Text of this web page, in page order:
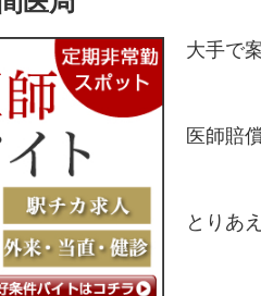
大手で
医師賠
とりあ